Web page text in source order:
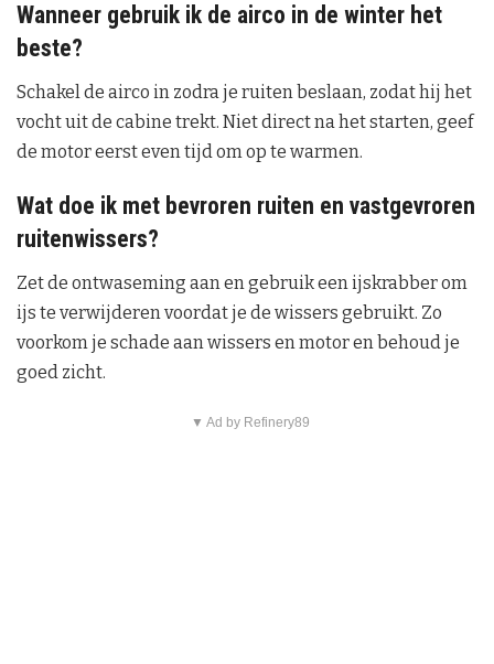
Wanneer gebruik ik de airco in de winter het
beste?
Schakel de airco in zodra je ruiten beslaan, zodat hij het
vocht uit de cabine trekt. Niet direct na het starten, geef
de motor eerst even tijd om op te warmen.
Wat doe ik met bevroren ruiten en vastgevroren
ruitenwissers?
Zet de ontwaseming aan en gebruik een ijskrabber om
ijs te verwijderen voordat je de wissers gebruikt. Zo
voorkom je schade aan wissers en motor en behoud je
goed zicht.
▼ Ad by Refinery89